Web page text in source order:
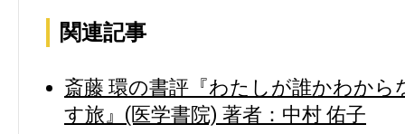
関連記事
斎藤 環の書評『わたしが誰かわか
す旅』(医学書院) 著者：中村 佑子